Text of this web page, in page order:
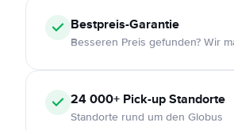
Bestpreis-Garantie
Besseren Preis gefunden? Wir
24 000+ Pick-up Standorte
Standorte rund um den Globus